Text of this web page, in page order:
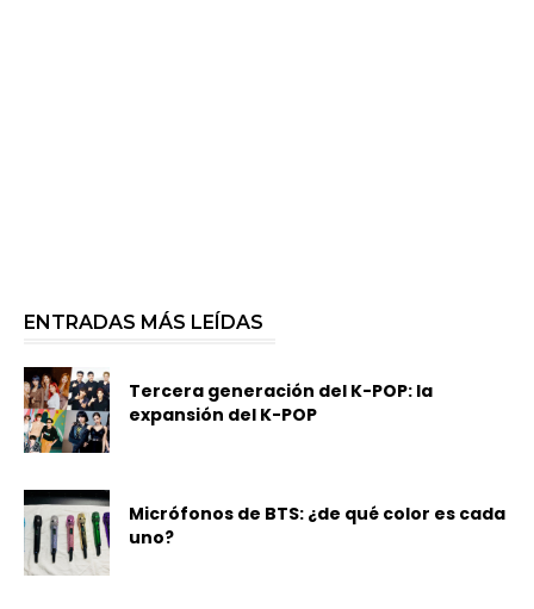
ENTRADAS MÁS LEÍDAS
Tercera generación del K-POP: la
expansión del K-POP
Micrófonos de BTS: ¿de qué color es cada
uno?